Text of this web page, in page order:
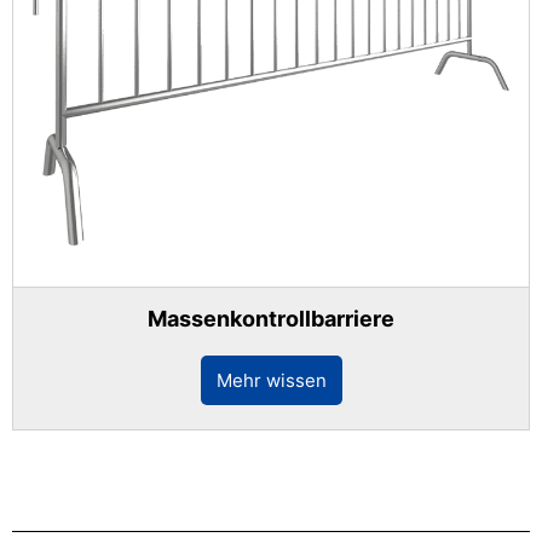
Massenkontrollbarriere
Mehr wissen